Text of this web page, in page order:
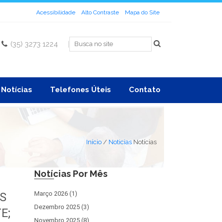
Acessibilidade Alto Contraste Mapa do Site
(35) 3273 1224 |
Notícias Telefones Úteis Contato
Início / Noticias Notícias
Notícias Por Mês
Março 2026 (1)
Dezembro 2025 (3)
Novembro 2025 (8)